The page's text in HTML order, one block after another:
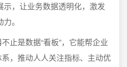
示，让业务数据透明化，激发
。
止是数据“看板”，它能帮企业
，推动人人关注指标、主动优